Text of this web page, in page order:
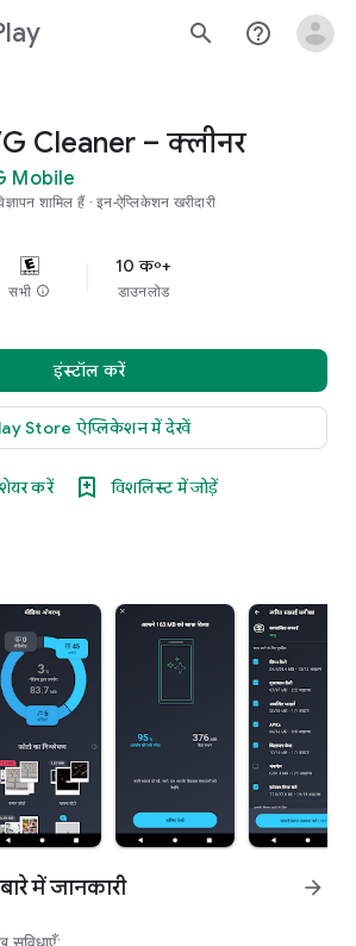
search help_outline
Cleaner – क्लीनर
Mobile
शामिल हैं इन-ऐप्लिकेशन खरीदारी
सभी info
10 क॰+
डाउनलोड
इंस्टॉल करें
Store ऐप्लिकेशन में देखें
शेयर करें विशलिस्ट में जोड़ें
में जानकारी arrow_forward